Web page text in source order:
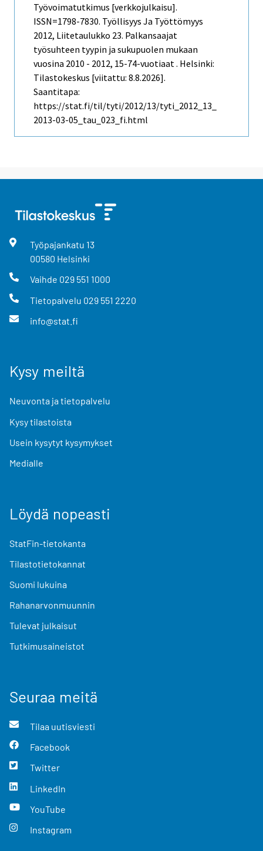
Työvoimatutkimus [verkkojulkaisu].
ISSN=1798-7830. Työllisyys Ja Työttömyys
2012, Liitetaulukko 23. Palkansaajat
työsuhteen tyypin ja sukupuolen mukaan
vuosina 2010 - 2012, 15-74-vuotiaat . Helsinki:
Tilastokeskus [viitattu: 8.8.2026].
Saantitapa:
https://stat.fi/til/tyti/2012/13/tyti_2012_13_
2013-03-05_tau_023_fi.html
Työpajankatu 13
00580 Helsinki
Vaihde 029 551 1000
Tietopalvelu 029 551 2220
info@stat.fi
Kysy meiltä
Neuvonta ja tietopalvelu
Kysy tilastoista
Usein kysytyt kysymykset
Medialle
Löydä nopeasti
StatFin-tietokanta
Tilastotietokannat
Suomi lukuina
Rahanarvonmuunnin
Tulevat julkaisut
Tutkimusaineistot
Seuraa meitä
Tilaa uutisviesti
Facebook
Twitter
LinkedIn
YouTube
Instagram